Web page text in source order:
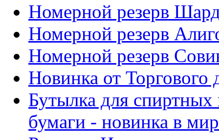
Номерной резерв
Номерной резерв
Номерной резерв
Новинка от Торгового
Бутылка для спиртных
бумаги - новинка в